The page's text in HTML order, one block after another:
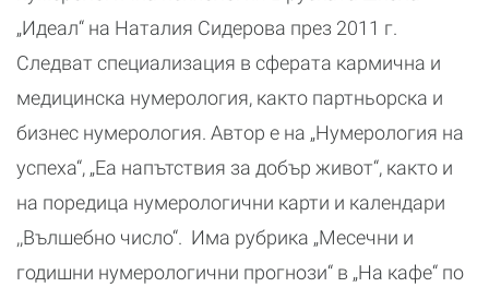
„Идеал“ на Наталия Сидерова през 2011 г.
Следват специализация в сферата кармична и
медицинска нумерология, както партньорска и
бизнес нумерология. Автор е на „Нумерология на
успеха“, „Еа напътствия за добър живот“, както и
на поредица нумерологични карти и календари
,,Вълшебно число“. Има рубрика „Месечни и
годишни нумерологични прогнози“ в „На кафе“ по